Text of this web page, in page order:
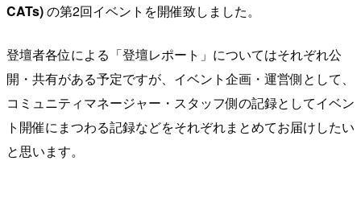
CATs)の第2回イベントを開催致しました。
登壇者各位による「登壇レポート」についてはそれぞれ公
開・共有がある予定ですが、イベント企画・運営側として、
コミュニティマネージャー・スタッフ側の記録としてイベン
ト開催にまつわる記録などをそれぞれまとめてお届けしたい
と思います。